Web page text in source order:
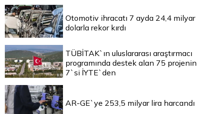
Otomotiv ihracatı 7 ayda 24,4 milyar
dolarla rekor kırdı
TÜBİTAK`ın uluslararası araştırmacı
programında destek alan 75 projenin
7`si İYTE`den
AR-GE`ye 253,5 milyar lira harcandı